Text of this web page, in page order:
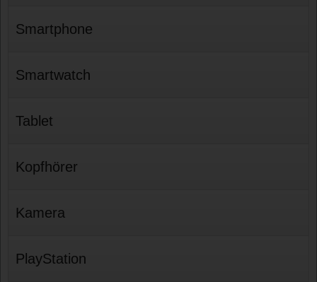
Smartphone
Smartwatch
Tablet
Kopfhörer
Kamera
PlayStation